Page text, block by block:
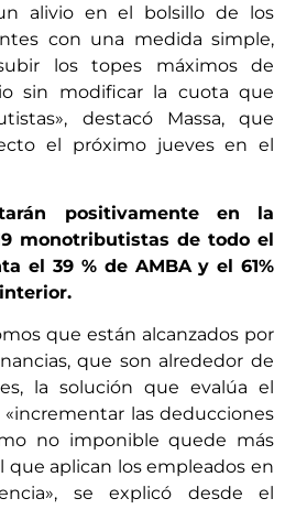
alivio en el bolsillo de los
con una medida simple,
los topes máximos de
sin modificar la cuota que
destacó Massa, que
el próximo jueves en el
positivamente en la
monotributistas de todo el
el 39 % de AMBA y el 61%
que están alcanzados por
que son alrededor de
la solución que evalúa el
las deducciones
no imponible quede más
que aplican los empleados en
se explicó desde el